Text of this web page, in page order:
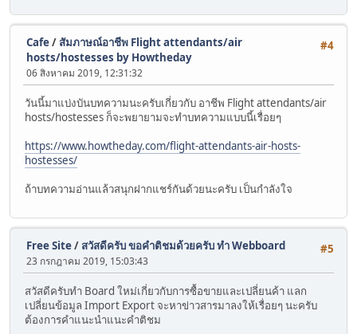
#4
Cafe/ สัมภาษณ์อาชีพ Flight attendants/air
hosts/hostesses by Howtheday
06 สิงหาคม 2019, 12:31:32
วันนี้มาแบ่งบันบทความนะครับเกี่ยวกับ อาชีพ Flight attendants/air
hosts/hostesses ก็จะพยายามจะทำบทความแบบนี้เรื่อยๆ
https://www.howtheday.com/flight-attendants-air-hosts-
hostesses/
ถ้าบทความอ่านแล้วสนุกฝากแชร์กันด้วยนะครับ เป็นกำลังใจ
#5
Free Site/ สวัสดีครับ ขอคำติชมด้วยครับ ทำ Webboard
23 กรกฎาคม 2019, 15:03:43
สวัสดีครับทำ Board ใหม่เกี่ยวกับการซื้อขายและเปลี่ยนค้า แลก
เปลี่ยนข้อมูล Import Export จะหาข่าวสารมาลงให้เรื่อยๆ นะครับ
ต้องการคำแนะนำแนะคำติชม